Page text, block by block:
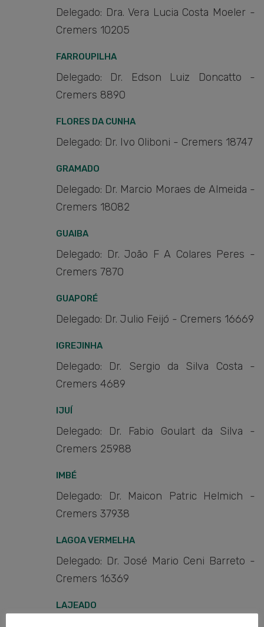
Delegado: Dra. Vera Lucia Costa Moeler -
Cremers 10205
FARROUPILHA
Delegado: Dr. Edson Luiz Doncatto -
Cremers 8890
FLORES DA CUNHA
Delegado: Dr. Ivo Oliboni - Cremers 18747
GRAMADO
Delegado: Dr. Marcio Moraes de Almeida -
Cremers 18082
GUAIBA
Delegado: Dr. João F A Colares Peres -
Cremers 7870
GUAPORÉ
Delegado: Dr. Julio Feijó - Cremers 16669
IGREJINHA
Delegado: Dr. Sergio da Silva Costa -
Cremers 4689
IJUÍ
Delegado: Dr. Fabio Goulart da Silva -
Cremers 25988
IMBÉ
Delegado: Dr. Maicon Patric Helmich -
Cremers 37938
LAGOA VERMELHA
Delegado: Dr. José Mario Ceni Barreto -
Cremers 16369
LAJEADO